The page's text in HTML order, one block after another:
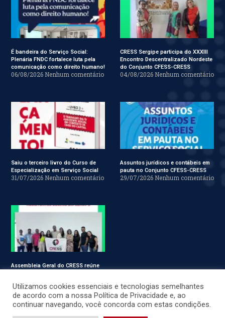
É bandeira do Serviço Social:
Plenária FNDC fortalece luta pela
comunicação como direito humano!
06/08/2026 Nenhum comentário
CRESS Sergipe participa do XXXIII
Encontro Descentralizado Nordeste
do Conjunto CFESS-CRESS
04/08/2026 Nenhum comentário
Saiu o terceiro livro do Curso de
Especialização em Serviço Social
31/07/2026 Nenhum comentário
Assuntos jurídicos e contábeis em
pauta no Conjunto CFESS-CRESS
29/07/2026 Nenhum comentário
Assembleia Geral do CRESS reúne
© CRESS-SE 2022. Todos os Direitos Reservados.
Utilizamos cookies essenciais e tecnologias semelhantes
de acordo com a nossa Política de Privacidade e, ao
continuar navegando, você concorda com estas condições.